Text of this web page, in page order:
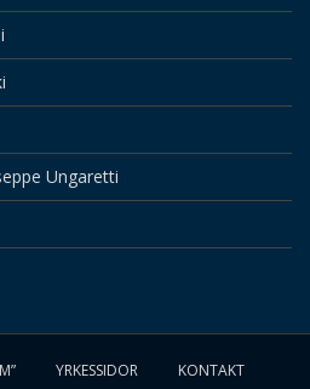
Ungaretti
YRKESSIDOR KONTAKT